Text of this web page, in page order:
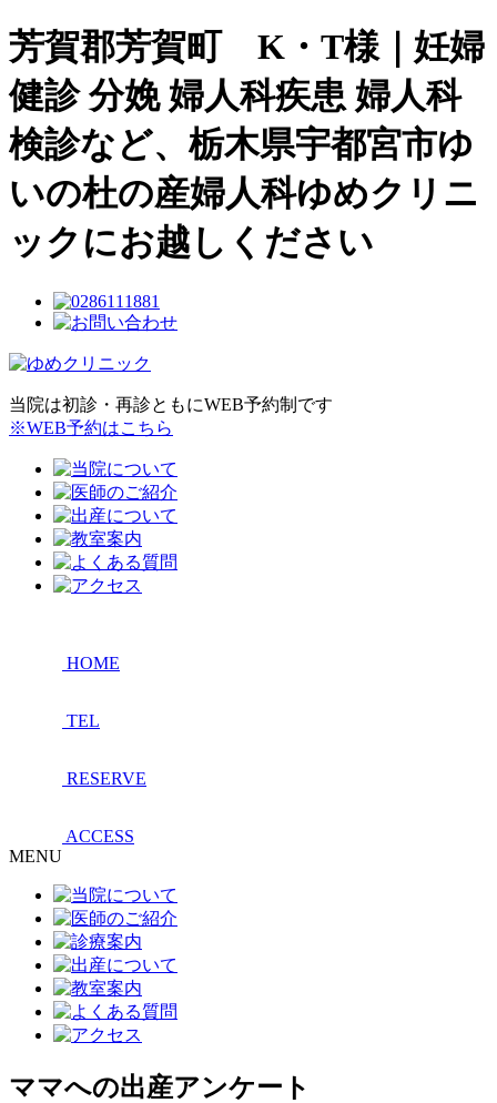
芳賀郡芳賀町 K・T様｜妊婦
健診 分娩 婦人科疾患 婦人科
検診など、栃木県宇都宮市ゆ
いの杜の産婦人科ゆめクリニ
ックにお越しください
当院は初診・再診ともにWEB予約制です
※WEB予約はこちら
HOME
TEL
RESERVE
ACCESS
MENU
ママへの出産アンケート